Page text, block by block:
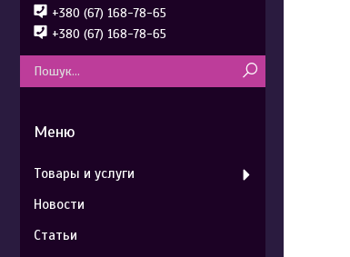
+380 (67) 168-78-65
+380 (67) 168-78-65
Товары и услуги
Новости
Статьи